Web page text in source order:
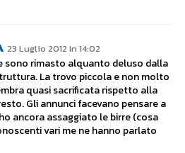
23 Luglio 2012 In 14:02
sono rimasto alquanto deluso dalla
La trovo piccola e non molto
quasi sacrificata rispetto alla
Gli annunci facevano pensare a
ancora assaggiato le birre (cosa
vari me ne hanno parlato